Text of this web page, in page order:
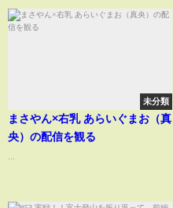
未分類
まさやん×右乳 あらいぐまお（真
央）の配信を観る